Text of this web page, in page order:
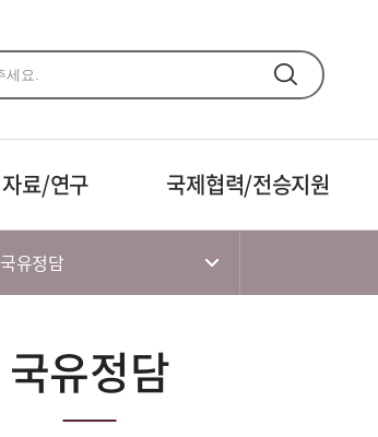
자료/연구 국제협력/전승지원
국유정담
국유정담